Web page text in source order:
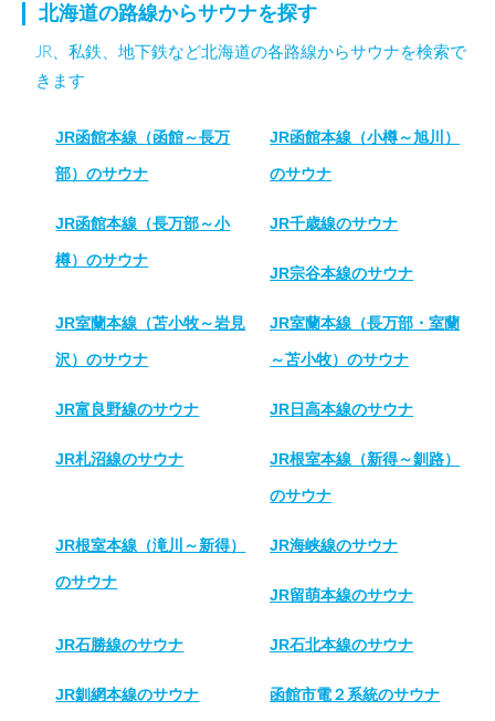
北海道の路線からサウナを探す
JR、私鉄、地下鉄など北海道の各路線からサウナを検索で
きます
JR函館本線（函館～長万
部）のサウナ
JR函館本線（小樽～旭川）
のサウナ
JR函館本線（長万部～小
樽）のサウナ
JR千歳線のサウナ
JR宗谷本線のサウナ
JR室蘭本線（苫小牧～岩見
沢）のサウナ
JR室蘭本線（長万部・室蘭
～苫小牧）のサウナ
JR富良野線のサウナ JR日高本線のサウナ
JR札沼線のサウナ JR根室本線（新得～釧路）
のサウナ
JR根室本線（滝川～新得）
のサウナ
JR海峡線のサウナ
JR留萌本線のサウナ
JR石勝線のサウナ JR石北本線のサウナ
JR釧網本線のサウナ 函館市電２系統のサウナ